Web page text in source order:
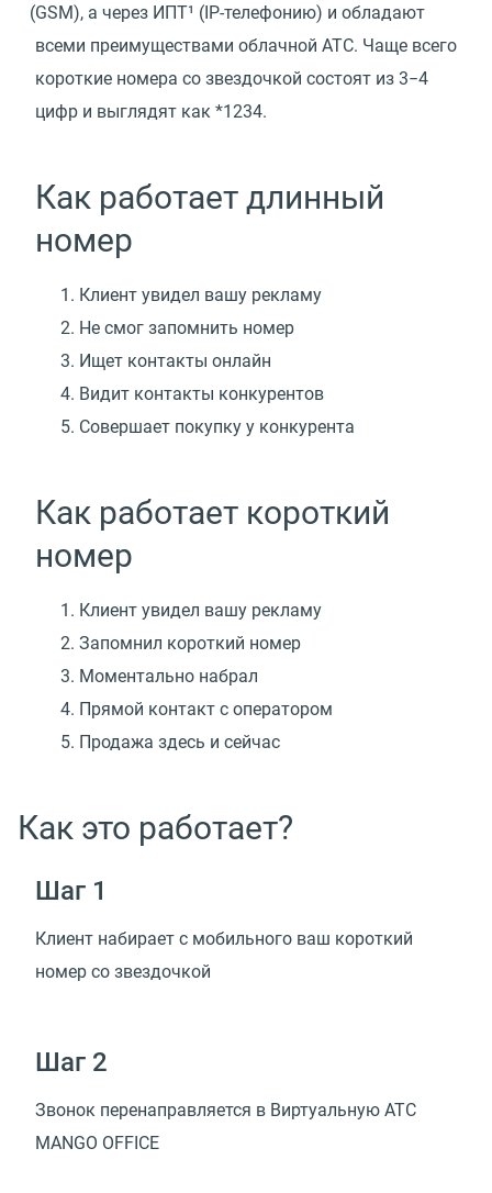
(GSM), а через ИПТ¹ (IP-телефонию) и обладают
всеми преимуществами облачной АТС. Чаще всего
короткие номера со звездочкой состоят из 3−4
цифр и выглядят как *1234.
Как работает длинный
номер
Клиент увидел вашу рекламу
Не смог запомнить номер
Ищет контакты онлайн
Видит контакты конкурентов
Совершает покупку у конкурента
Как работает короткий
номер
Клиент увидел вашу рекламу
Запомнил короткий номер
Моментально набрал
Прямой контакт с оператором
Продажа здесь и сейчас
Как это работает?
Шаг 1
Клиент набирает с мобильного ваш короткий
номер со звездочкой
Шаг 2
Звонок перенаправляется в Виртуальную АТС
MANGO OFFICE